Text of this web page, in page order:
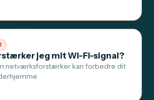
jeg mit Wi-Fi-signal?
netværksforstærker kan forbedre dit